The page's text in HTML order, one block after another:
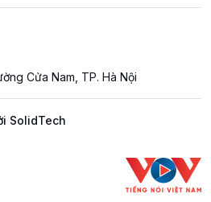
Cửa Nam, TP. Hà Nội
SolidTech